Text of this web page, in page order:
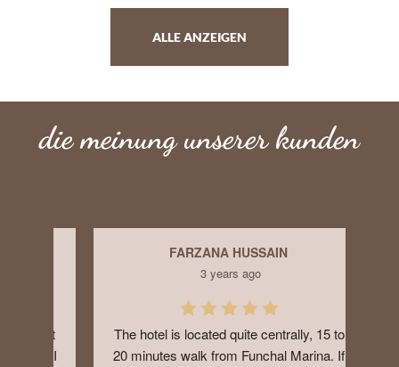
ALLE ANZEIGEN
die meinung unserer kunden
FARZANA HUSSAIN
3 years ago
The hotel is located quite centrally, 15 to
20 minutes walk from Funchal Marina. If